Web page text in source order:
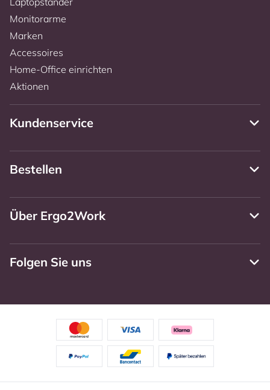
Monitorarme
Marken
Accessoires
Home-Office einrichten
Aktionen
Kundenservice
Bestellen
Über Ergo2Work
Folgen Sie uns